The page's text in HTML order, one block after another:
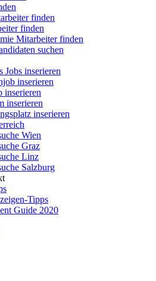
finden
finden
Mitarbeiter finden
suchen
Jobs inserieren
inserieren
inserieren
inserieren
inserieren
Wien
Graz
Linz
Salzburg
Tipps
Guide 2020